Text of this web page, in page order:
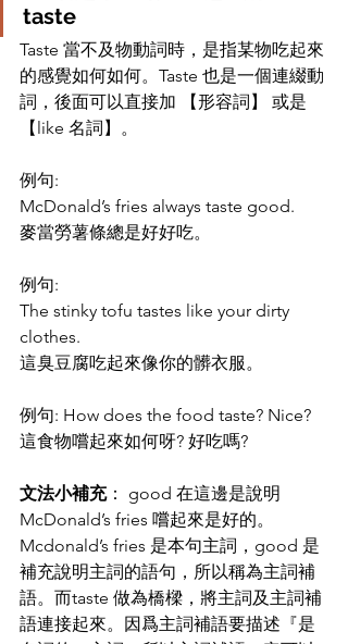
taste
Taste 當不及物動詞時，是指某物吃起來
的感覺如何如何。Taste 也是一個連綴動
詞，後面可以直接加 【形容詞】 或是
【like 名詞】。
例句:
McDonald’s fries always taste good.
麥當勞薯條總是好好吃。
例句:
The stinky tofu tastes like your dirty
clothes.
這臭豆腐吃起來像你的髒衣服。
例句: How does the food taste? Nice?
這食物嚐起來如何呀? 好吃嗎?
文法小補充： good 在這邊是說明
McDonald’s fries 嚐起來是好的。
Mcdonald’s fries 是本句主詞，good 是
補充說明主詞的語句，所以稱為主詞補
語。而taste 做為橋樑，將主詞及主詞補
語連接起來。因爲主詞補語要描述『是